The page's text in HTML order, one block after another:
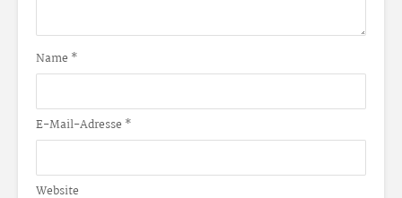
Name *
E-Mail-Adresse *
Website